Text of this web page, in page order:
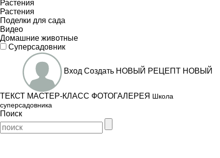
Растения
Растения
Поделки для сада
Видео
Домашние животные
Суперсадовник
Вход Создать НОВЫЙ РЕЦЕПТ НОВЫЙ
ТЕКСТ МАСТЕР-КЛАСС ФОТОГАЛЕРЕЯ Школа
суперсадовника
Поиск